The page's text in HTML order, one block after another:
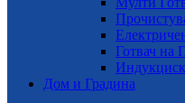
Готвач на
Дом и Градина